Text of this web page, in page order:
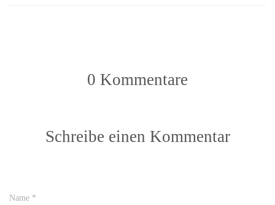
0 Kommentare
Schreibe einen Kommentar
Name *